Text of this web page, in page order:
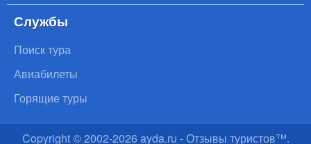
Службы
Поиск тура
Авиабилеты
Горящие туры
Copyright © 2002-2026 ayda.ru - Отзывы туристов™.